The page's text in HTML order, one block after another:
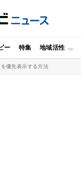
ー 特集 地域活性
優先表示する方法